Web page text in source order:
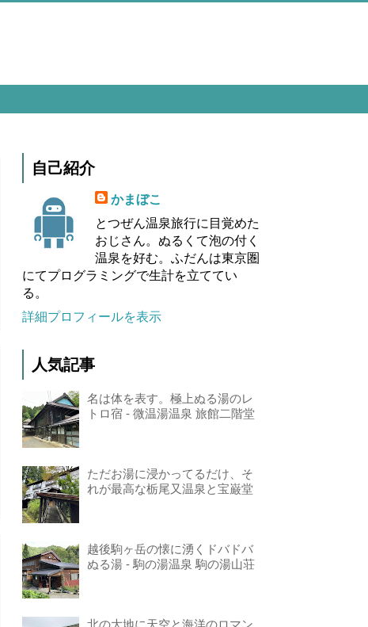
自己紹介
かまぼこ
とつぜん温泉旅行に目覚めた
おじさん。ぬるくて泡の付く
温泉を好む。ふだんは東京圏
にてプログラミングで生計を立ててい
る。
詳細プロフィールを表示
人気記事
名は体を表す。極上ぬる湯のレ
トロ宿 - 微温湯温泉 旅館二階堂
ただお湯に浸かってるだけ、そ
れが最高な栃尾又温泉と宝巌堂
越後駒ヶ岳の懐に湧くドバドバ
ぬる湯 - 駒の湯温泉 駒の湯山荘
北の大地に天空と海洋のロマン